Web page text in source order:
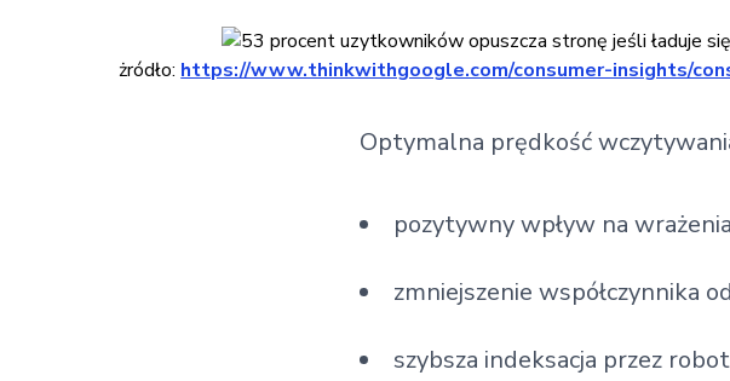
żródło: https://www.thinkwithgoogle.com/consumer-insights/
Optymalna prędkość
pozytywny wpływ na
zmniejszenie współczynnika
szybsza indeksacja przez